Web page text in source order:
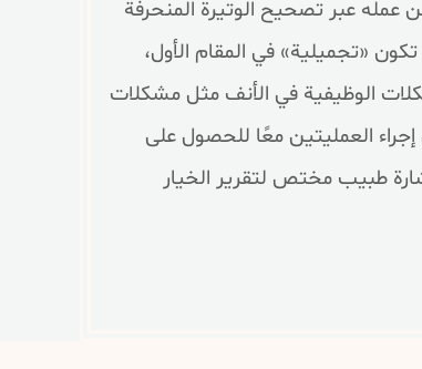
عمله عبر تصحيح الوتيرة المنحرفة
«تجميلية» في المقام الأول،
الوظيفية في الأنف مثل مشكلات
العمليتين معًا للحصول على
طبيب مختص لتقرير الخيار